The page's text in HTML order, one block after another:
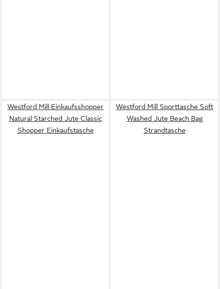
Westford Mill Einkaufsshopper
Natural Starched Jute Classic
Shopper Einkaufstasche
Westford Mill Sporttasche Soft
Washed Jute Beach Bag
Strandtasche